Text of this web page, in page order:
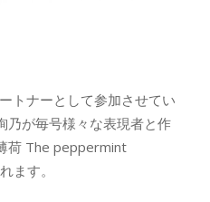
トナーとして参加させてい
乃が毎号様々な表現者と作
荷 The peppermint
ます。